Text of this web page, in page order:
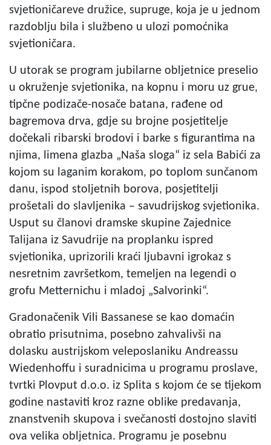
svjetioničareve družice, supruge, koja je u jednom
razdoblju bila i službeno u ulozi pomoćnika
svjetioničara.
U utorak se program jubilarne obljetnice preselio
u okruženje svjetionika, na kopnu i moru uz grue,
tipčne podizače-nosače batana, rađene od
bagremova drva, gdje su brojne posjetitelje
dočekali ribarski brodovi i barke s figurantima na
njima, limena glazba „Naša sloga“ iz sela Babići za
kojom su laganim korakom, po toplom sunčanom
danu, ispod stoljetnih borova, posjetitelji
prošetali do slavljenika – savudrijskog svjetionika.
Usput su članovi dramske skupine Zajednice
Talijana iz Savudrije na proplanku ispred
svjetionika, uprizorili kraći ljubavni igrokaz s
nesretnim završetkom, temeljen na legendi o
grofu Metternichu i mladoj „Salvorinki“.
Gradonačenik Vili Bassanese se kao domaćin
obratio prisutnima, posebno zahvalivši na
dolasku austrijskom veleposlaniku Andreassu
Wiedenhoffu i suradnicima u programu proslave,
tvrtki Plovput d.o.o. iz Splita s kojom će se tijekom
godine nastaviti kroz razne oblike predavanja,
znanstvenih skupova i svečanosti dostojno slaviti
ova velika obljetnica. Programu je posebnu